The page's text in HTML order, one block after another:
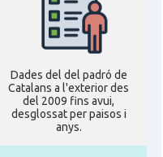
Dades del del padró de
Catalans a l'exterior des
del 2009 fins avui,
desglossat per paisos i
anys.